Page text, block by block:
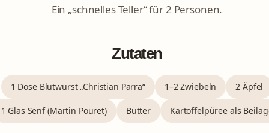
Ein „schnelles Teller“ für 2 Personen.
Zutaten
1 Dose Blutwurst „Christian Parra“ 1–2 Zwiebeln 2 Äpfel
1 Glas Senf (Martin Pouret) Butter Kartoffelpüree als